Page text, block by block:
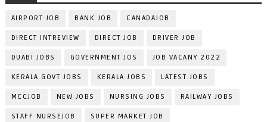
AIRPORT JOB BANK JOB CANADAJOB
DIRECT INTREVIEW DIRECT JOB DRIVER JOB
DUABI JOBS GOVERNMENT JOS JOB VACANY 2022
KERALA GOVT JOBS KERALA JOBS LATEST JOBS
MCCJOB NEW JOBS NURSING JOBS RAILWAY JOBS
STAFF NURSEJOB SUPER MARKET JOB